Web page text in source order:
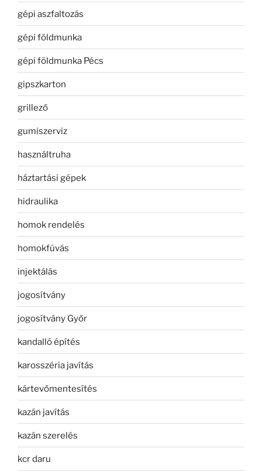
gépi aszfaltozás
gépi földmunka
gépi földmunka Pécs
gipszkarton
grillező
gumiszerviz
használtruha
háztartási gépek
hidraulika
homok rendelés
homokfúvás
injektálás
jogosítvány
jogosítvány Győr
kandalló építés
karosszéria javítás
kártevőmentesítés
kazán javítás
kazán szerelés
kcr daru